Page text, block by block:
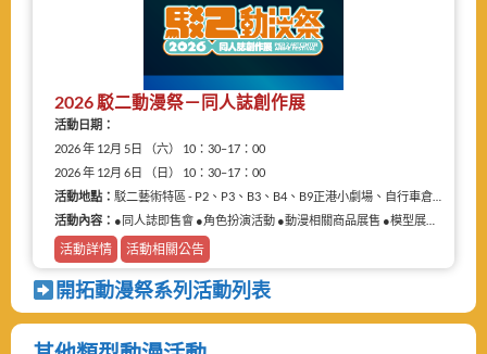
2026 駁二動漫祭－同人誌創作展
活動日期：
2026 年 12月 5日 （六） 10：30–17：00
2026 年 12月 6日 （日） 10：30–17：00
活動地點： 駁二藝術特區 - P2、P3、B3、B4、B9正港小劇場、自行車倉庫
活動內容： ●同人誌即售會 ●角色扮演活動 ●動漫相關商品展售 ●模型展售 ●二手物品販售攤
活動詳情 活動相關公告
開拓動漫祭系列活動列表